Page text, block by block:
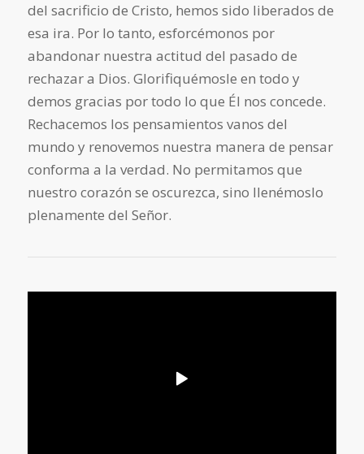
del sacrificio de Cristo, hemos sido liberados de
esa ira. Por lo tanto, esforcémonos por
abandonar nuestra actitud del pasado de
rechazar a Dios. Glorifiquémosle en todo y
demos gracias por todo lo que Él nos concede.
Rechacemos los pensamientos vanos del
mundo y renovemos nuestra manera de pensar
conforma a la verdad. No permitamos que
nuestro corazón se oscurezca, sino llenémoslo
plenamente del Señor.